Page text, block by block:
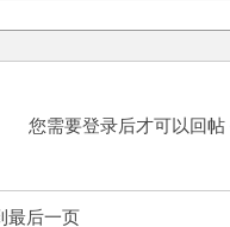
您需要登录后才可以回帖
最后一页